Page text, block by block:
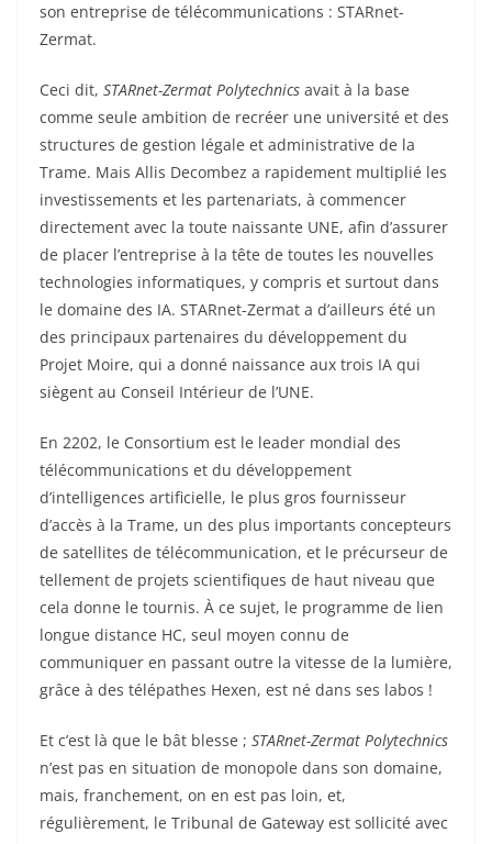
son entreprise de télécommunications : STARnet-
Zermat.
Ceci dit, STARnet-Zermat Polytechnics avait à la base
comme seule ambition de recréer une université et des
structures de gestion légale et administrative de la
Trame. Mais Allis Decombez a rapidement multiplié les
investissements et les partenariats, à commencer
directement avec la toute naissante UNE, afin d’assurer
de placer l’entreprise à la tête de toutes les nouvelles
technologies informatiques, y compris et surtout dans
le domaine des IA. STARnet-Zermat a d’ailleurs été un
des principaux partenaires du développement du
Projet Moire, qui a donné naissance aux trois IA qui
siègent au Conseil Intérieur de l’UNE.
En 2202, le Consortium est le leader mondial des
télécommunications et du développement
d’intelligences artificielle, le plus gros fournisseur
d’accès à la Trame, un des plus importants concepteurs
de satellites de télécommunication, et le précurseur de
tellement de projets scientifiques de haut niveau que
cela donne le tournis. À ce sujet, le programme de lien
longue distance HC, seul moyen connu de
communiquer en passant outre la vitesse de la lumière,
grâce à des télépathes Hexen, est né dans ses labos !
Et c’est là que le bât blesse ; STARnet-Zermat Polytechnics
n’est pas en situation de monopole dans son domaine,
mais, franchement, on en est pas loin, et,
régulièrement, le Tribunal de Gateway est sollicité avec